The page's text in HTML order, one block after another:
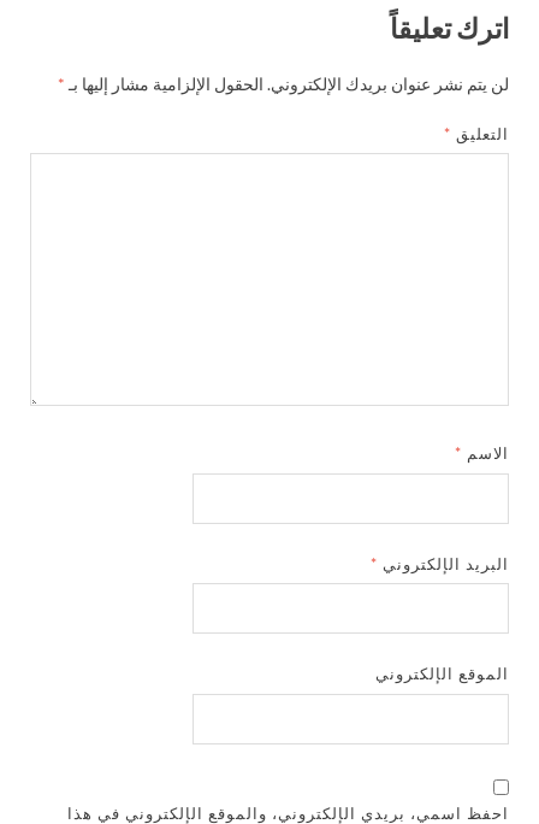
اترك تعليقاً
لن يتم نشر عنوان بريدك الإلكتروني. الحقول الإلزامية مشار إليها بـ *
التعليق *
الاسم *
البريد الإلكتروني *
الموقع الإلكتروني
احفظ اسمي، بريدي الإلكتروني، والموقع الإلكتروني في هذا